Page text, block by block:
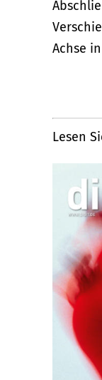
Achse
Lesen